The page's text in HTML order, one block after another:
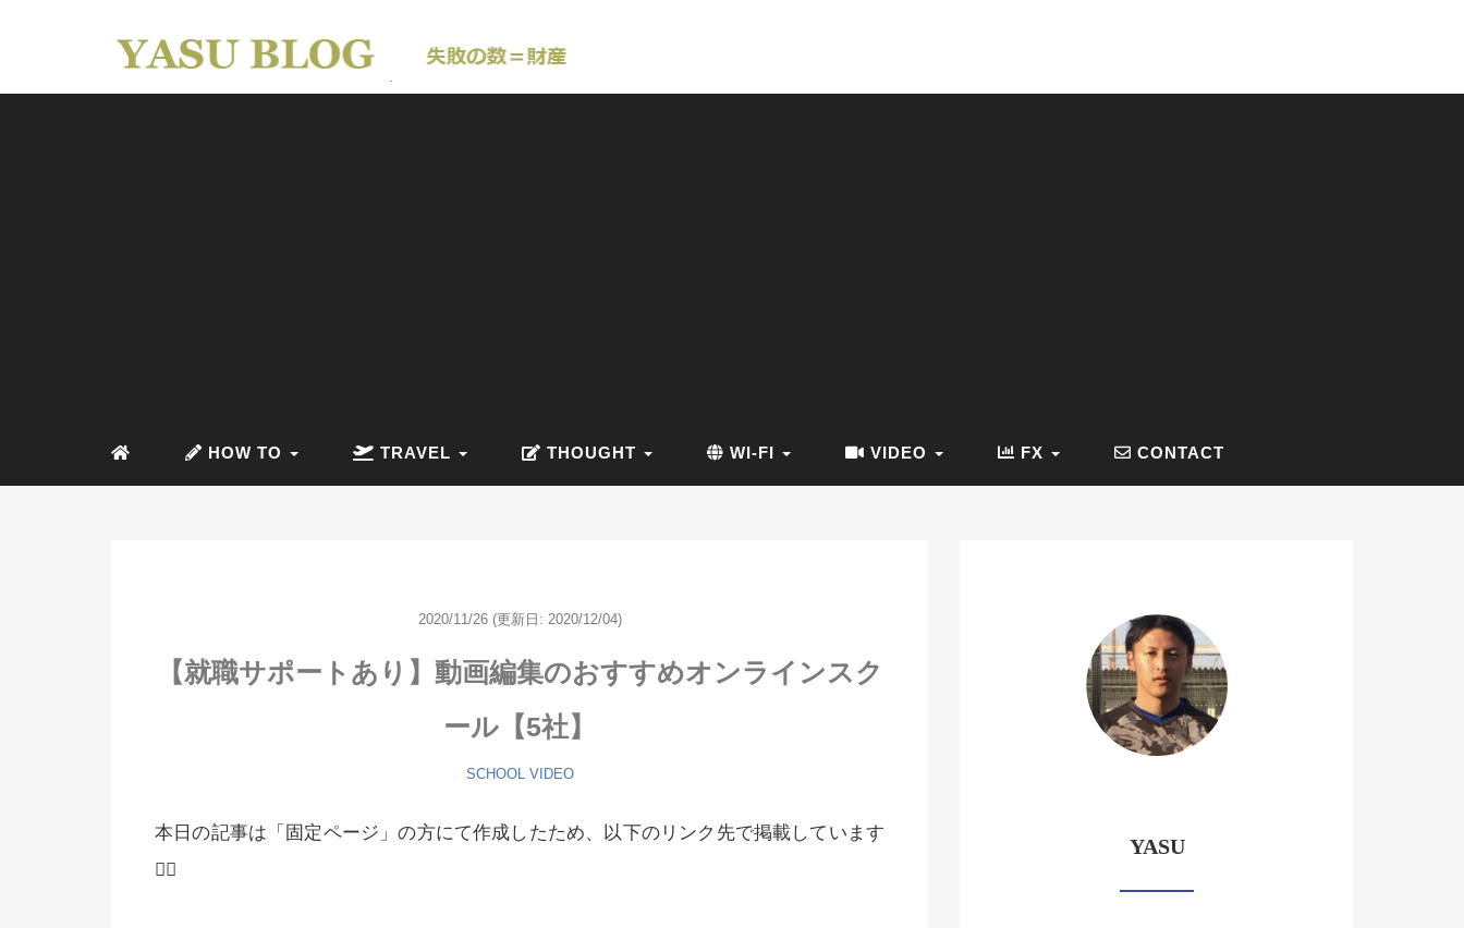
HOW TO TRAVEL THOUGHT WI-FI VIDEO FX CONTACT
2020/11/26 (更新日: 2020/12/04)
【就職サポートあり】動画編集のおすすめオンラインスク
ール【5社】
SCHOOL VIDEO
本日の記事は「固定ページ」の方にて作成したため、以下のリンク先で掲載しています
🙇‍♂️
YASU